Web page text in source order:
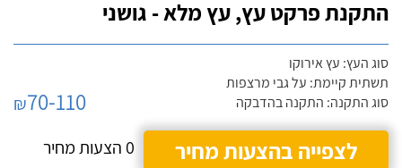
התקנת פרקט עץ, עץ מלא - גושני
סוג העץ: עץ אירוקו
תשתית קיימת: על גבי מרצפות
סוג התקנה: התקנה בהדבקה
₪70-110
לצפייה בהצעות מחיר
0 הצעות מחיר